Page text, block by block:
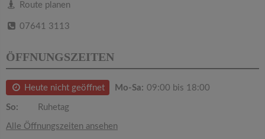
Route planen
07641 3113
ÖFFNUNGSZEITEN
Heute nicht geöffnet Mo-Sa: 09:00 bis 18:00
So: Ruhetag
Alle Öffnungszeiten ansehen
g
a
t
i